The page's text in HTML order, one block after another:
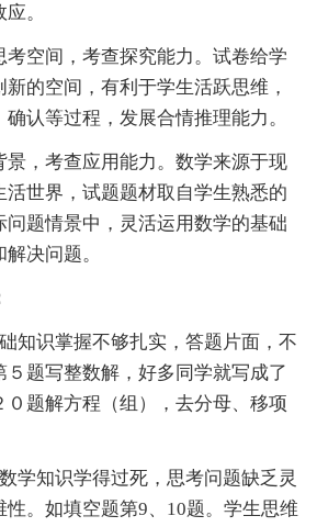
。
空间，考查探究能力。试卷给学
的空间，有利于学生活跃思维，
认等过程，发展合情推理能力。
，考查应用能力。数学来源于现
活世界，试题题材取自学生熟悉的
问题情景中，灵活运用数学的基础
决问题。
识掌握不够扎实，答题片面，不
题写整数解，好多同学就写成了
０题解方程（组），去分母、移项
知识学得过死，思考问题缺乏灵
。如填空题第9、10题。学生思维